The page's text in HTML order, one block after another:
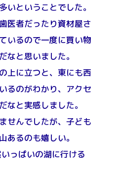
いということでした。
医者だったり資材屋さ
いるので一度に買い物
なと思いました。
上に立つと、東にも西
るのがわかり、アクセ
なと実感しました。
せんでしたが、子ども
あるのも嬉しい。
っぱいの湖に行ける